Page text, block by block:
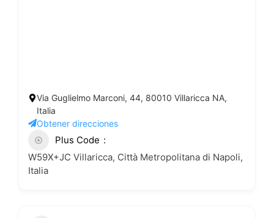
Via Guglielmo Marconi, 44, 80010 Villaricca NA,
Italia
Obtener direcciones
Plus Code
W59X+JC Villaricca, Città Metropolitana di Napoli,
Italia